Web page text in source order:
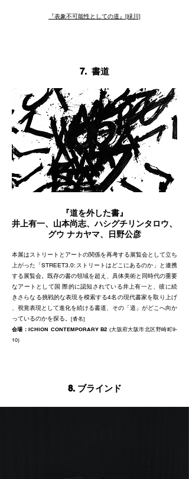
『表象不可能性としての道』​[緑川]
7. 書道
『道を外した書』
井上有一、山本尚志、ハシグチリンタロウ、
グウ ナカヤマ、日野公彦
本展はストリートとアートの関係を再考する展覧会として立ち
上がった「STREET3.0:ストリートはどこにあるのか」と連携
する展覧会。既存の書の領域を超え、具体美術と同時代の重要
なアートとして国 際的に認知されている井上有一と、彼に続
きさらなる挑戦的な表現を模索する4名の現代書家を取り上げ
、視覚表現として進化を続ける書道、その「道」がどこへ向か
っているのかを探る。 ​[沓名]
会場：ICHION CONTEMPORARYB2 (大阪府大阪市北区野崎町9-
10)
8. ブラインド